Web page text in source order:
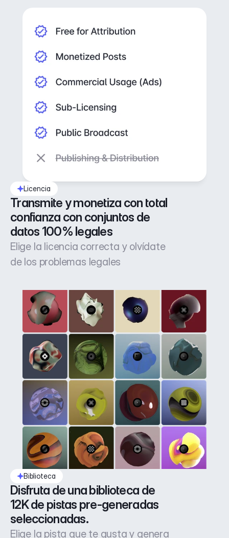
Licencia
Transmite y monetiza con total
confianza con conjuntos de
datos 100% legales
Elige la licencia correcta y olvídate
de los problemas legales
Biblioteca
Disfruta de una biblioteca de
12K de pistas pre-generadas
seleccionadas.
Elige la pista que te gusta y genera